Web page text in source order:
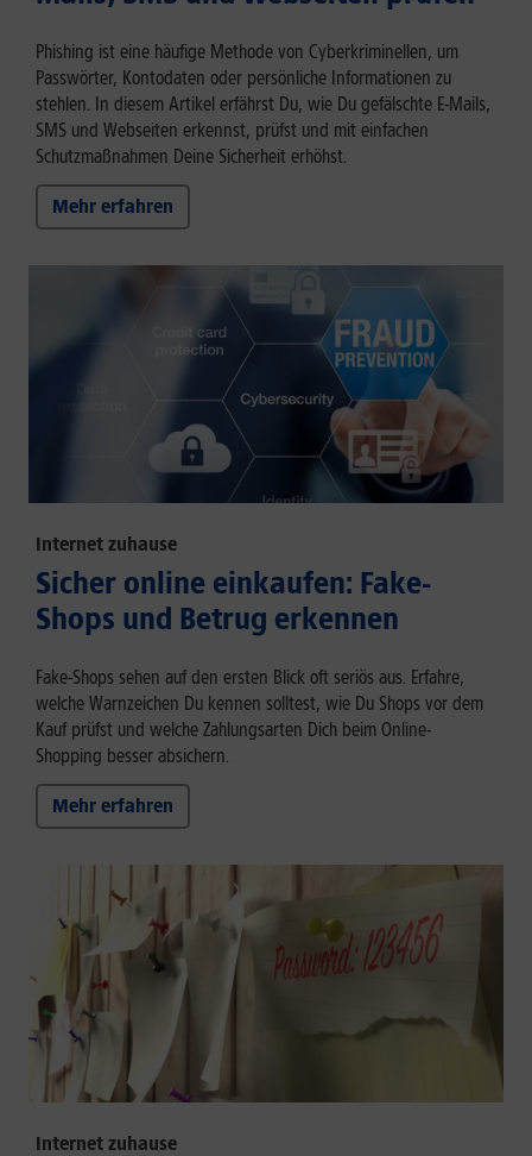
Phishing ist eine häufige Methode von Cyberkriminellen, um
Passwörter, Kontodaten oder persönliche Informationen zu
stehlen. In diesem Artikel erfährst Du, wie Du gefälschte E-Mails,
SMS und Webseiten erkennst, prüfst und mit einfachen
Schutzmaßnahmen Deine Sicherheit erhöhst.
Mehr erfahren
Internet zuhause
Sicher online einkaufen: Fake-
Shops und Betrug erkennen
Fake-Shops sehen auf den ersten Blick oft seriös aus. Erfahre,
welche Warnzeichen Du kennen solltest, wie Du Shops vor dem
Kauf prüfst und welche Zahlungsarten Dich beim Online-
Shopping besser absichern.
Mehr erfahren
Internet zuhause